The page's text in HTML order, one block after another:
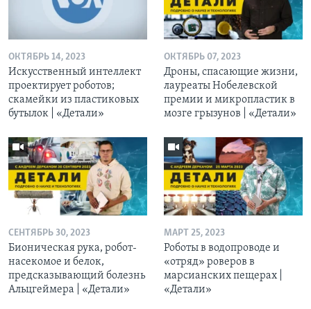
ОКТЯБРЬ 14, 2023
Искусственный интеллект
проектирует роботов;
скамейки из пластиковых
бутылок | «Детали»
ОКТЯБРЬ 07, 2023
Дроны, спасающие жизни,
лауреаты Нобелевской
премии и микропластик в
мозге грызунов | «Детали»
СЕНТЯБРЬ 30, 2023
Бионическая рука, робот-
насекомое и белок,
предсказывающий болезнь
Альцгеймера | «Детали»
МАРТ 25, 2023
Роботы в водопроводе и
«отряд» роверов в
марсианских пещерах |
«Детали»